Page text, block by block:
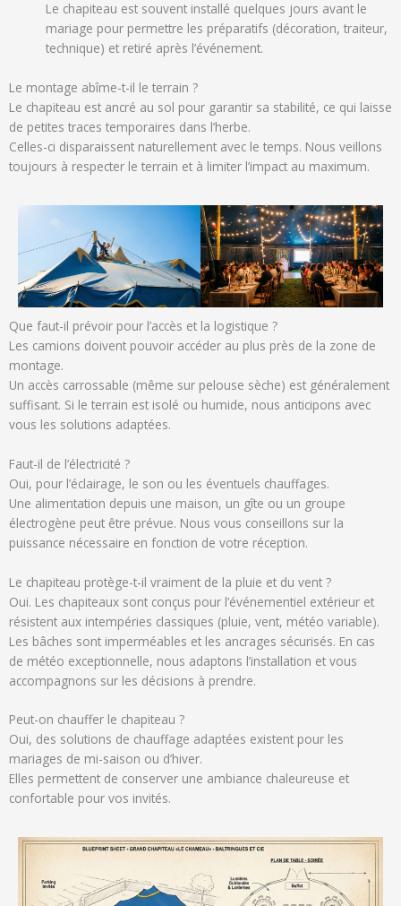
Le chapiteau est souvent installé quelques jours avant le
mariage pour permettre les préparatifs (décoration, traiteur,
technique) et retiré après l’événement.
Le montage abîme-t-il le terrain ?
Le chapiteau est ancré au sol pour garantir sa stabilité, ce qui laisse
de petites traces temporaires dans l’herbe.
Celles-ci disparaissent naturellement avec le temps. Nous veillons
toujours à respecter le terrain et à limiter l’impact au maximum.
Que faut-il prévoir pour l’accès et la logistique ?
Les camions doivent pouvoir accéder au plus près de la zone de
montage.
Un accès carrossable (même sur pelouse sèche) est généralement
suffisant. Si le terrain est isolé ou humide, nous anticipons avec
vous les solutions adaptées.
Faut-il de l’électricité ?
Oui, pour l’éclairage, le son ou les éventuels chauffages.
Une alimentation depuis une maison, un gîte ou un groupe
électrogène peut être prévue. Nous vous conseillons sur la
puissance nécessaire en fonction de votre réception.
Le chapiteau protège-t-il vraiment de la pluie et du vent ?
Oui. Les chapiteaux sont conçus pour l’événementiel extérieur et
résistent aux intempéries classiques (pluie, vent, météo variable).
Les bâches sont imperméables et les ancrages sécurisés. En cas
de météo exceptionnelle, nous adaptons l’installation et vous
accompagnons sur les décisions à prendre.
Peut-on chauffer le chapiteau ?
Oui, des solutions de chauffage adaptées existent pour les
mariages de mi-saison ou d’hiver.
Elles permettent de conserver une ambiance chaleureuse et
confortable pour vos invités.